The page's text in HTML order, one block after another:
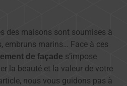
des maisons sont soumises à
embruns marins… Face à ces
de façade s’impose
la beauté et la valeur de votre
nous vous guidons pas à